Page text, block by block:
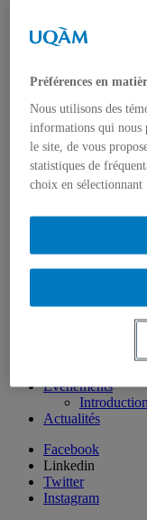
Stages
Événements
Actualités
Facebook
Linkedin
Twitter
Instagram
Préférences en
Nous utilisons des
informations qui nous
le site, de vous
statistiques de
choix en sélectionnant